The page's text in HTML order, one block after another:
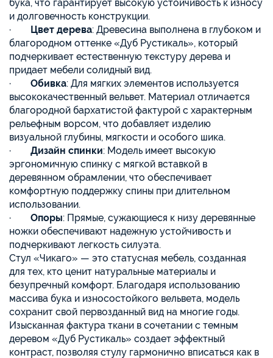
бука, что гарантирует высокую устойчивость к износу
и долговечность конструкции.
· Цвет дерева: Древесина выполнена в глубоком и
благородном оттенке «Дуб Рустикаль», который
подчеркивает естественную текстуру дерева и
придает мебели солидный вид.
· Обивка: Для мягких элементов используется
высококачественный вельвет. Материал отличается
благородной бархатистой фактурой с характерным
рельефным ворсом, что добавляет изделию
визуальной глубины, мягкости и особого шика.
· Дизайн спинки: Модель имеет высокую
эргономичную спинку с мягкой вставкой в
деревянном обрамлении, что обеспечивает
комфортную поддержку спины при длительном
использовании.
· Опоры: Прямые, сужающиеся к низу деревянные
ножки обеспечивают надежную устойчивость и
подчеркивают легкость силуэта.
Стул «Чикаго» — это статусная мебель, созданная
для тех, кто ценит натуральные материалы и
безупречный комфорт. Благодаря использованию
массива бука и износостойкого вельвета, модель
сохранит свой первозданный вид на многие годы.
Изысканная фактура ткани в сочетании с темным
деревом «Дуб Рустикаль» создает эффектный
контраст, позволяя стулу гармонично вписаться как в